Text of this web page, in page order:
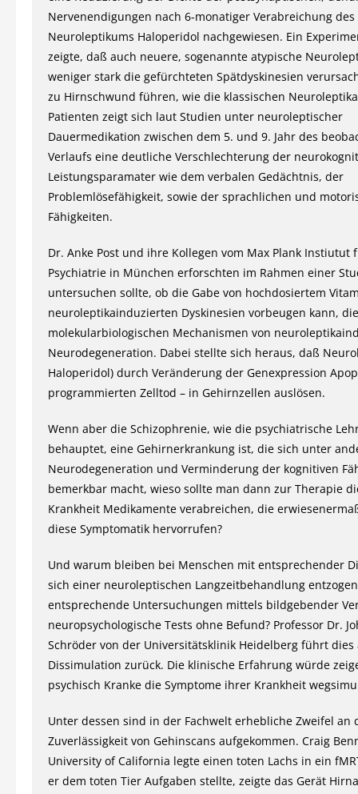
Nervenendigungen nach 6-monatiger Verabreichung des
Neuroleptikums Haloperidol nachgewiesen. Ein
zeigte, daß auch neuere, sogenannte atypische
weniger stark die gefürchteten Spätdyskinesien
zu Hirnschwund führen, wie die klassischen
Patienten zeigt sich laut Studien unter neuroleptischer
Dauermedikation zwischen dem 5. und 9. Jahr des
Verlaufs eine deutliche Verschlechterung der
Leistungsparamater wie dem verbalen Gedächtnis, der
Problemlösefähigkeit, sowie der sprachlichen und
Fähigkeiten.
Dr. Anke Post und ihre Kollegen vom Max Plank Instiutut
Psychiatrie in München erforschten im Rahmen einer
untersuchen sollte, ob die Gabe von hochdosiertem
neuroleptikainduzierten Dyskinesien vorbeugen kann, die
molekularbiologischen Mechanismen von
Neurodegeneration. Dabei stellte sich heraus, daß
Haloperidol) durch Veränderung der Genexpression
programmierten Zelltod – in Gehirnzellen auslösen.
Wenn aber die Schizophrenie, wie die psychiatrische
behauptet, eine Gehirnerkrankung ist, die sich unter
Neurodegeneration und Verminderung der kognitiven
bemerkbar macht, wieso sollte man dann zur Therapie
Krankheit Medikamente verabreichen, die
diese Symptomatik hervorrufen?
Und warum bleiben bei Menschen mit entsprechender
sich einer neuroleptischen Langzeitbehandlung
entsprechende Untersuchungen mittels bildgebender
neuropsychologische Tests ohne Befund? Professor Dr.
Schröder von der Universitätsklinik Heidelberg führt dies
Dissimulation zurück. Die klinische Erfahrung würde
psychisch Kranke die Symptome ihrer Krankheit
Unter dessen sind in der Fachwelt erhebliche Zweifel an
Zuverlässigkeit von Gehinscans aufgekommen. Craig
University of California legte einen toten Lachs in ein
er dem toten Tier Aufgaben stellte, zeigte das Gerät